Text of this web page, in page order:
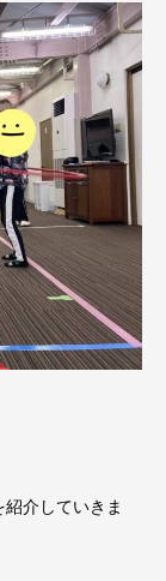
介していきま